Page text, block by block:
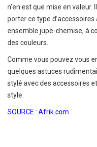
n’en est que mise en
porter ce type
ensemble jupe-chemise, à
des couleurs.
Comme vous pouvez vous
quelques astuces
stylé avec des accessoires
style.
SOURCE : Afrik.com